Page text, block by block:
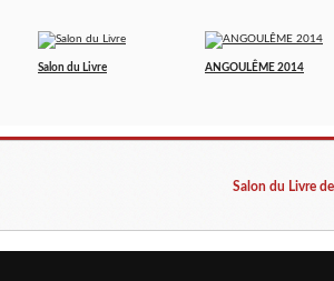
Salon du Livre ANGOULÊME 2014
Salon du Livre